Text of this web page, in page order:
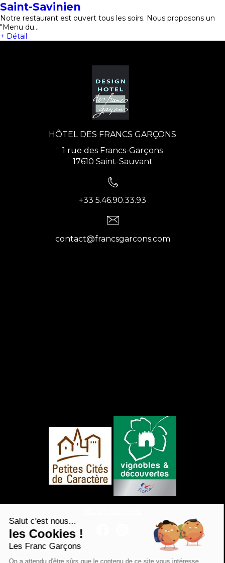
Saint-Savinien
Notre restaurant est ouvert tous les soirs. Nous proposons un
"Menu du…
+ Détail
HÔTEL DES FRANCS GARÇONS
1 rue des Francs-Garçons
17610 Saint-Sauvant
+33 5.46.90.33.93
contact@francsgarcons.com
Salut c'est nous...
les Cookies !
Les Franc Garçons
On a attendu d'être sûrs que le contenu de ce site vous intéresse